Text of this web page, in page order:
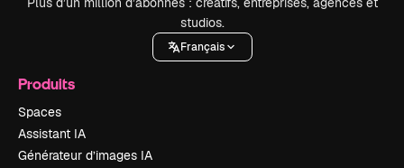
studios.
Français
Produits
Spaces
Assistant IA
Générateur d’images IA